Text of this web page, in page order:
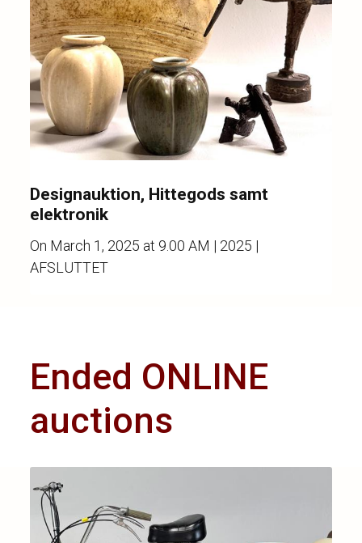
Designauktion, Hittegods samt
elektronik
On March 1, 2025 at 9.00 AM | 2025 |
AFSLUTTET
Ended ONLINE
auctions